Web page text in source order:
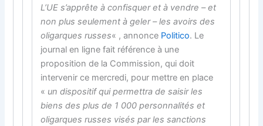
L’UE s’apprête à confisquer et à vendre – et
non plus seulement à geler – les avoirs des
oligarques russes« , annonce Politico. Le
journal en ligne fait référence à une
proposition de la Commission, qui doit
intervenir ce mercredi, pour mettre en place
« un dispositif qui permettra de saisir les
biens des plus de 1 000 personnalités et
oligarques russes visés par les sanctions